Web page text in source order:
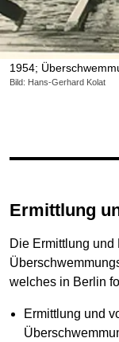
1954;
Bild: Hans-Gerhard Kolat
Ermittlung
Die Ermittlung und
welches in Berlin
Ermittlung und